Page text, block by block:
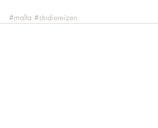
#malta #studiereizen